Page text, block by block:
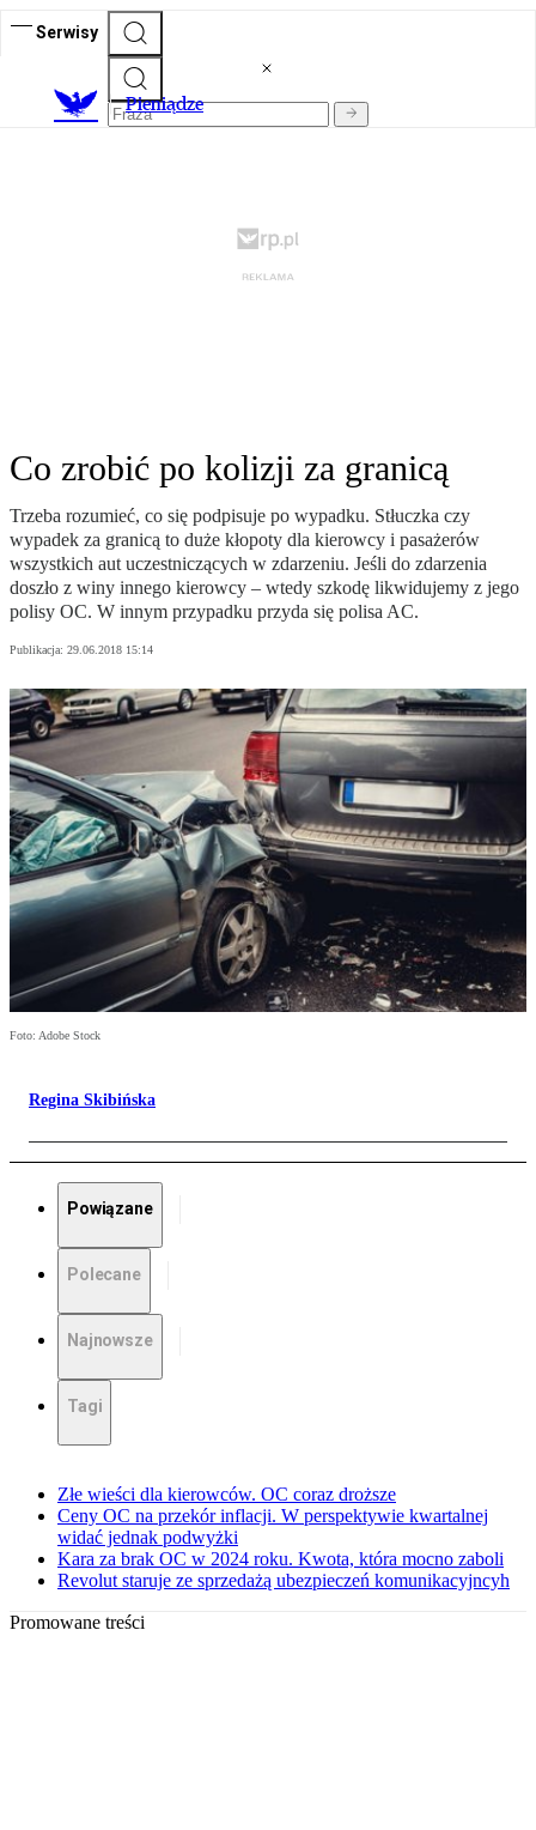
Serwisy
Pieniądze
Co zrobić po kolizji za granicą
Trzeba rozumieć, co się podpisuje po wypadku. Stłuczka czy
wypadek za granicą to duże kłopoty dla kierowcy i pasażerów
wszystkich aut uczestniczących w zdarzeniu. Jeśli do zdarzenia
doszło z winy innego kierowcy – wtedy szkodę likwidujemy z jego
polisy OC. W innym przypadku przyda się polisa AC.
Publikacja: 29.06.2018 15:14
Foto: Adobe Stock
Regina Skibińska
Powiązane
Polecane
Najnowsze
Tagi
Złe wieści dla kierowców. OC coraz droższe
Ceny OC na przekór inflacji. W perspektywie kwartalnej
widać jednak podwyżki
Kara za brak OC w 2024 roku. Kwota, która mocno zaboli
Revolut staruje ze sprzedażą ubezpieczeń komunikacyjncyh
Promowane treści